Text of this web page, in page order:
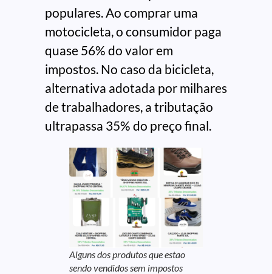
populares. Ao comprar uma
motocicleta, o consumidor paga
quase 56% do valor em
impostos. No caso da bicicleta,
alternativa adotada por milhares
de trabalhadores, a tributação
ultrapassa 35% do preço final.
Alguns dos produtos que estao
sendo vendidos sem impostos